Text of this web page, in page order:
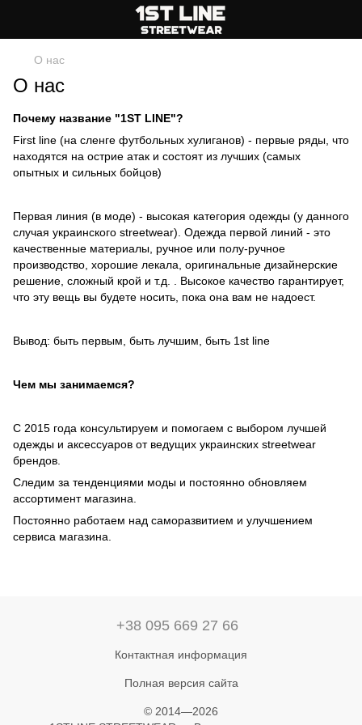
О нас
О нас
Почему название "1ST LINE"?
First line (на сленге футбольных хулиганов) - первые ряды, что
находятся на острие атак и состоят из лучших (самых
опытных и сильных бойцов)
Первая линия (в моде) - высокая категория одежды (у данного
случая украинского streetwear). Одежда первой линий - это
качественные материалы, ручное или полу-ручное
производство, хорошие лекала, оригинальные дизайнерские
решение, сложный крой и т.д. . Высокое качество гарантирует,
что эту вещь вы будете носить, пока она вам не надоест.
Вывод: быть первым, быть лучшим, быть 1st line
Чем мы занимаемся?
С 2015 года консультируем и помогаем с выбором лучшей
одежды и аксессуаров от ведущих украинских streetwear
брендов.
Следим за тенденциями моды и постоянно обновляем
ассортимент магазина.
Постоянно работаем над саморазвитием и улучшением
сервиса магазина.
+38 095 669 27 66
Контактная информация
Полная версия сайта
© 2014—2026